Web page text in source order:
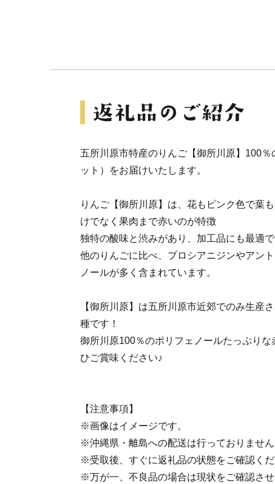
五所川原市特産のりんご【御所川原】100
ット）をお届けいたします。
りんご【御所川原】は、花もピンク色で葉
けでなく果肉まで赤いのが特徴
独特の酸味と渋みがあり、加工品にも最適で
他のりんごに比べ、プロシアニジンやアン
ノールが多く含まれています。
【御所川原】は五所川原市近郊でのみ生産
種です！
御所川原100％のポリフェノールたっぷり
ひご賞味ください♪
【注意事項】
※画像はイメージです。
※沖縄県・離島への配送は行っておりません
※受取後、すぐに返礼品の状態をご確認くだ
※万が一、不良品の場合は現状をご確認さ